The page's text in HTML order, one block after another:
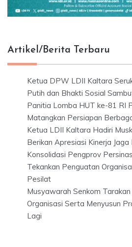
Artikel/Berita Terbaru
Ketua DPW LDII Kaltara
Putih dan Bhakti Sosial
Panitia Lomba HUT ke-81 RI
Matangkan Persiapan
Ketua LDII Kaltara Hadiri
Berikan Apresiasi Kinerja
Konsolidasi Pengprov
Tekankan Penguatan
Pesilat
Musyawarah Senkom
Organisasi Serta Menyusun
Lagi